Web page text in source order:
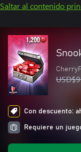
Saltar al contenido
Con descuento:
Requiere un